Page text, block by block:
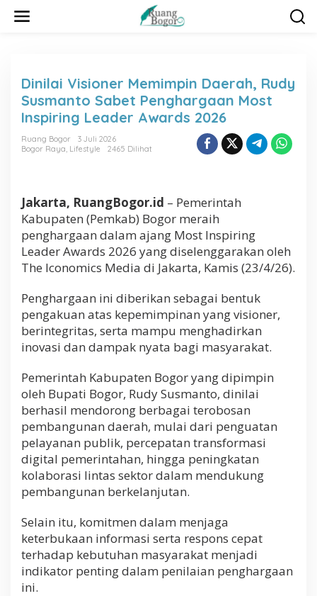
Dinilai Visioner Memimpin Daerah, Rudy
Susmanto Sabet Penghargaan Most
Inspiring Leader Awards 2026
Ruang Bogor
3 Juli 2026
Bogor Raya, Lifestyle 2465 Dilihat
Jakarta, RuangBogor.id – Pemerintah
Kabupaten (Pemkab) Bogor meraih
penghargaan dalam ajang Most Inspiring
Leader Awards 2026 yang diselenggarakan oleh
The Iconomics Media di Jakarta, Kamis (23/4/26).
Penghargaan ini diberikan sebagai bentuk
pengakuan atas kepemimpinan yang visioner,
berintegritas, serta mampu menghadirkan
inovasi dan dampak nyata bagi masyarakat.
Pemerintah Kabupaten Bogor yang dipimpin
oleh Bupati Bogor, Rudy Susmanto, dinilai
berhasil mendorong berbagai terobosan
pembangunan daerah, mulai dari penguatan
pelayanan publik, percepatan transformasi
digital pemerintahan, hingga peningkatan
kolaborasi lintas sektor dalam mendukung
pembangunan berkelanjutan.
Selain itu, komitmen dalam menjaga
keterbukaan informasi serta respons cepat
terhadap kebutuhan masyarakat menjadi
indikator penting dalam penilaian penghargaan
ini.